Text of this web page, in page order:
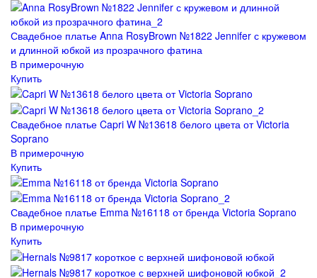
Свадебное платье Anna RosyBrown №1822 Jennifer с кружевом
и длинной юбкой из прозрачного фатина
В примерочную
Купить
Свадебное платье Capri W №13618 белого цвета от Victoria
Soprano
В примерочную
Купить
Свадебное платье Emma №16118 от бренда Victoria Soprano
В примерочную
Купить